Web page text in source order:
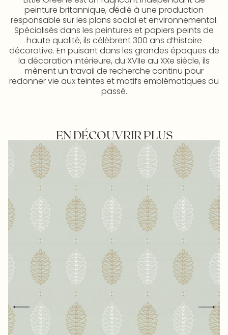
peinture britannique, dédié à une production
responsable sur les plans social et environnemental.
Spécialisés dans les peintures et papiers peints de
haute qualité, ils célèbrent 300 ans d’histoire
décorative. En puisant dans les grandes époques de
la décoration intérieure, du XVIIe au XXe siècle, ils
mènent un travail de recherche continu pour
redonner vie aux teintes et motifs emblématiques du
passé.
EN DÉCOUVRIR PLUS